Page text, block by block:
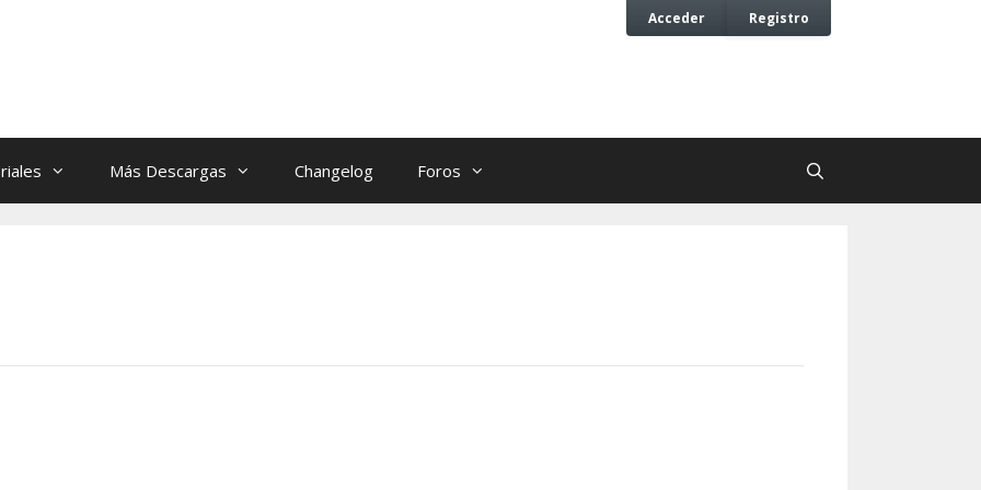
Acceder Registro
Más Descargas Changelog Foros